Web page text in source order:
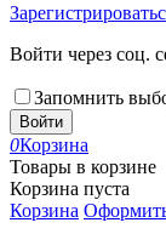
Войти через соц.
Запомнить
Войти
0Корзина
Товары в корзине
Корзина пуста
Корзина